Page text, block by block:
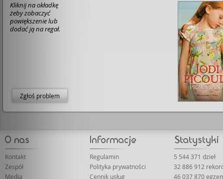
Kliknij na okładkę
żeby zobaczyć
powiększenie lub
dodać ją na regał.
Zgłoś problem
Kontakt
Zespół
Media
Regulamin
Polityka prywatności
Cennik usług
5 544 371 dzieł
32 886 912
46 037 870